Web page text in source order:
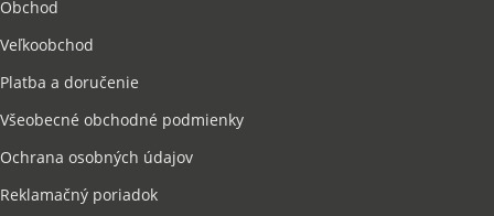
Obchod
Veľkoobchod
Platba a doručenie
Všeobecné obchodné podmienky
Ochrana osobných údajov
Reklamačný poriadok